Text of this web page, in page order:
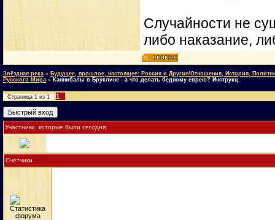
Случайности не
либо наказание,
Звёздная река » Будущее, прошлое, настоящее: Россия и Другие/Отношения, История,
Русского Мира » Каннибалы в Бруклине - а что делать бедному еврею? Инструкц
Страница 1 из 1 1
Участники, которые были сегодня
Счетчики